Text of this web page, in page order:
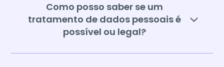
Como posso saber se um
tratamento de dados pessoais é
possível ou legal?